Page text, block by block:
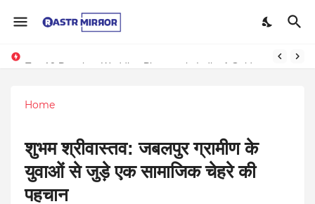
Indranil Sarkar’s Mayajol Shines at Film Frenzy Film Festival
Home
शुभम श्रीवास्तव: जबलपुर ग्रामीण के
युवाओं से जुड़े एक सामाजिक चेहरे की
पहचान